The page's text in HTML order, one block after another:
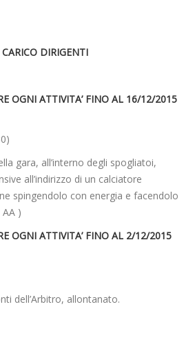
DIRIGENTI
OGNI ATTIVITA’ FINO AL 16/12/2015
gara, all’interno degli spogliatoi,
all’indirizzo di un calciatore
spingendolo con energia e facendolo
)
OGNI ATTIVITA’ FINO AL 2/12/2015
dell’Arbitro, allontanato.